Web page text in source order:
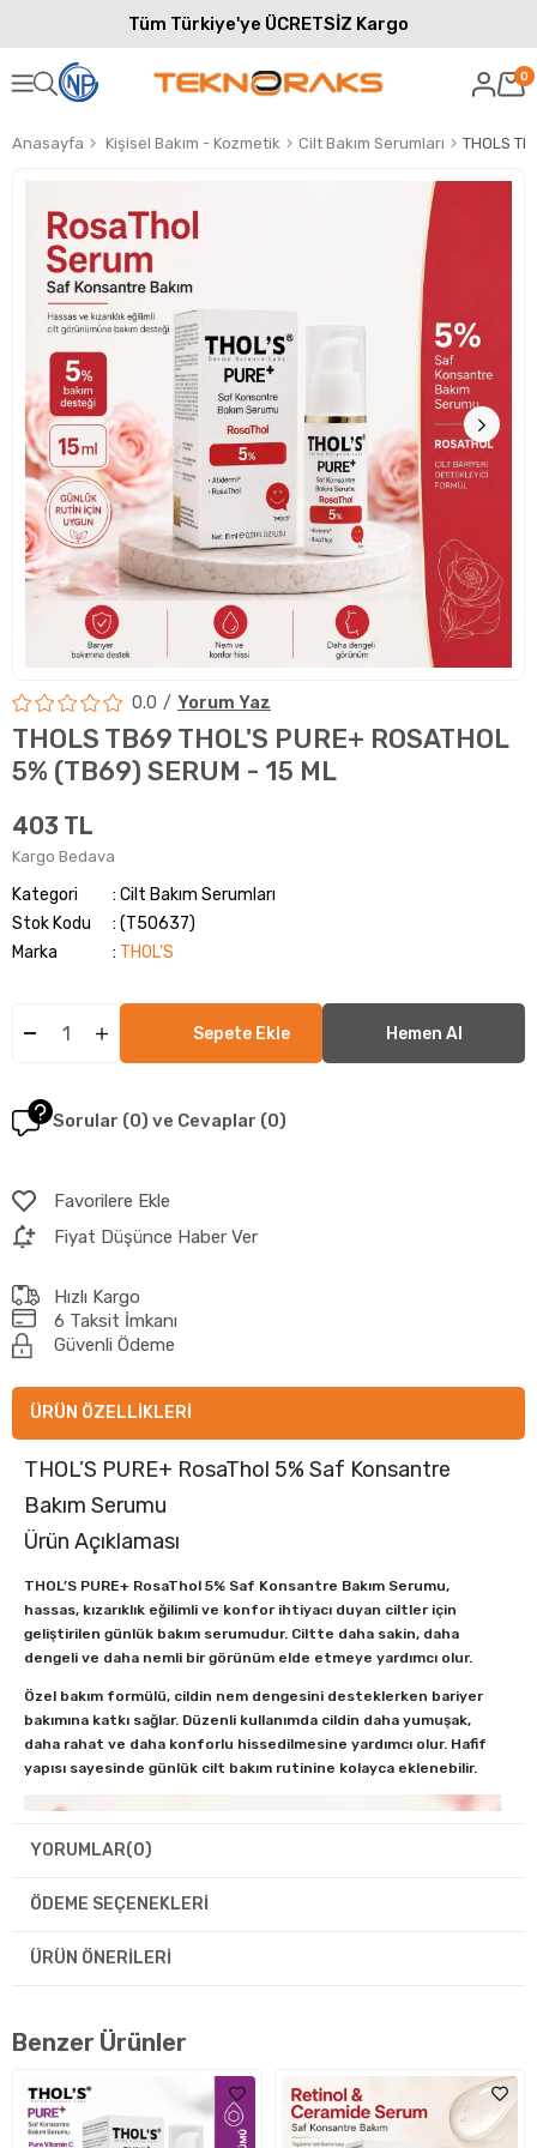
Tüm Türkiye'ye ÜCRETSİZ Kargo
0
Anasayfa Kişisel Bakım - Kozmetik Cilt Bakım Serumları
0.0 Yorum Yaz
THOLS TB69 THOL'S PURE+ ROSATHOL
5% (TB69) SERUM - 15 ML
403 TL
Kargo Bedava
Kategori
Cilt Bakım Serumları
Stok Kodu
(T50637)
Marka
: THOL'S
Sorular (0) ve Cevaplar (0)
Favorilere Ekle
Fiyat Düşünce Haber Ver
Hızlı Kargo
6 Taksit İmkanı
Güvenli Ödeme
ÜRÜN ÖZELLIKLERI
THOL’S PURE+ RosaThol 5% Saf Konsantre
Bakım Serumu
Ürün Açıklaması
THOL’S PURE+ RosaThol 5% Saf Konsantre Bakım Serumu,
hassas, kızarıklık eğilimli ve konfor ihtiyacı duyan ciltler için
geliştirilen günlük bakım serumudur. Ciltte daha sakin, daha
dengeli ve daha nemli bir görünüm elde etmeye yardımcı olur.
Özel bakım formülü, cildin nem dengesini desteklerken bariyer
bakımına katkı sağlar. Düzenli kullanımda cildin daha yumuşak,
daha rahat ve daha konforlu hissedilmesine yardımcı olur. Hafif
yapısı sayesinde günlük cilt bakım rutinine kolayca eklenebilir.
YORUMLAR(0)
ÖDEME SEÇENEKLERI
ÜRÜN ÖNERILERI
Benzer Ürünler